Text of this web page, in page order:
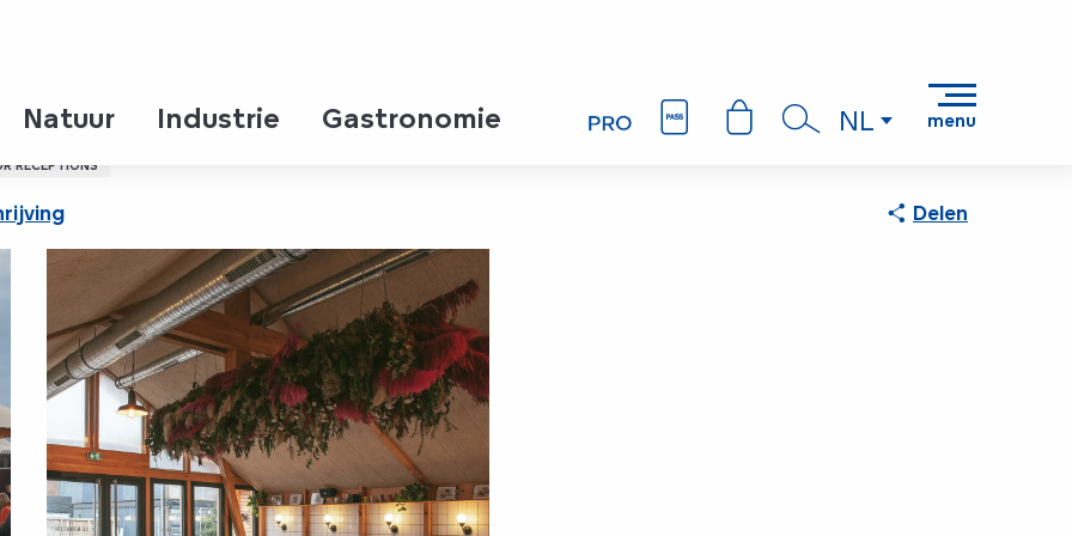
NL menu
Natuur Industrie Gastronomie
- MICE
RÉCEPTIONS
Delen